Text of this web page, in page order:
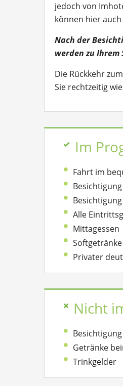
jedoch von
können hier
Nach der
werden zu
Die Rückkehr
Sie rechtzeitig
Im
Fahrt im
Alle
Mittagessen
Privater
Nicht
Getränke
Trinkgelder